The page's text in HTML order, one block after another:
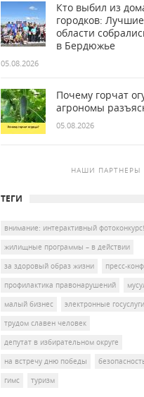
Кто выбил из
городков:
области
в Бердюжье
05.08.2026
Почему горчат
агрономы
05.08.2026
НАШИ ПАРТНЕРЫ
ТЕГИ
внимание: интерактивный фотоконкурс!
жилищные программы – в действии
за здоровый образ жизни
пресс-
профилактика правонарушений
малый бизнес
электронные госуслуги
трудом славен человек
депутат в избирательном округе
на встречу дню победы
гимс
туризм